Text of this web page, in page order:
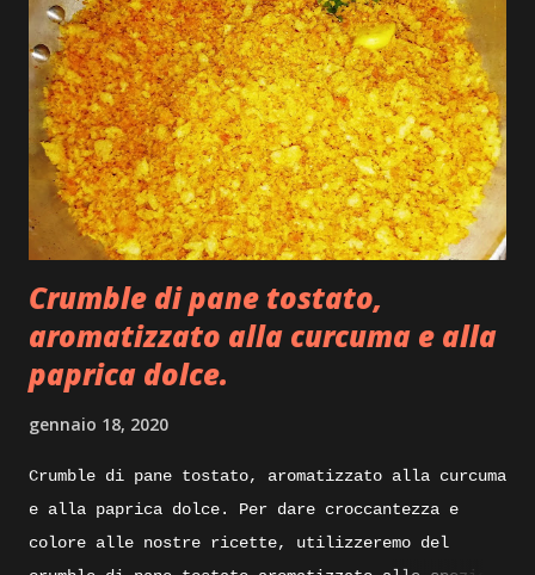
Crumble di pane tostato,
aromatizzato alla curcuma e alla
paprica dolce.
gennaio 18, 2020
Crumble di pane tostato, aromatizzato alla curcuma
e alla paprica dolce. Per dare croccantezza e
colore alle nostre ricette, utilizzeremo del